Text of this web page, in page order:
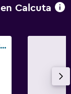
Calcuta
Siamton Inn Trademark by Wyndham